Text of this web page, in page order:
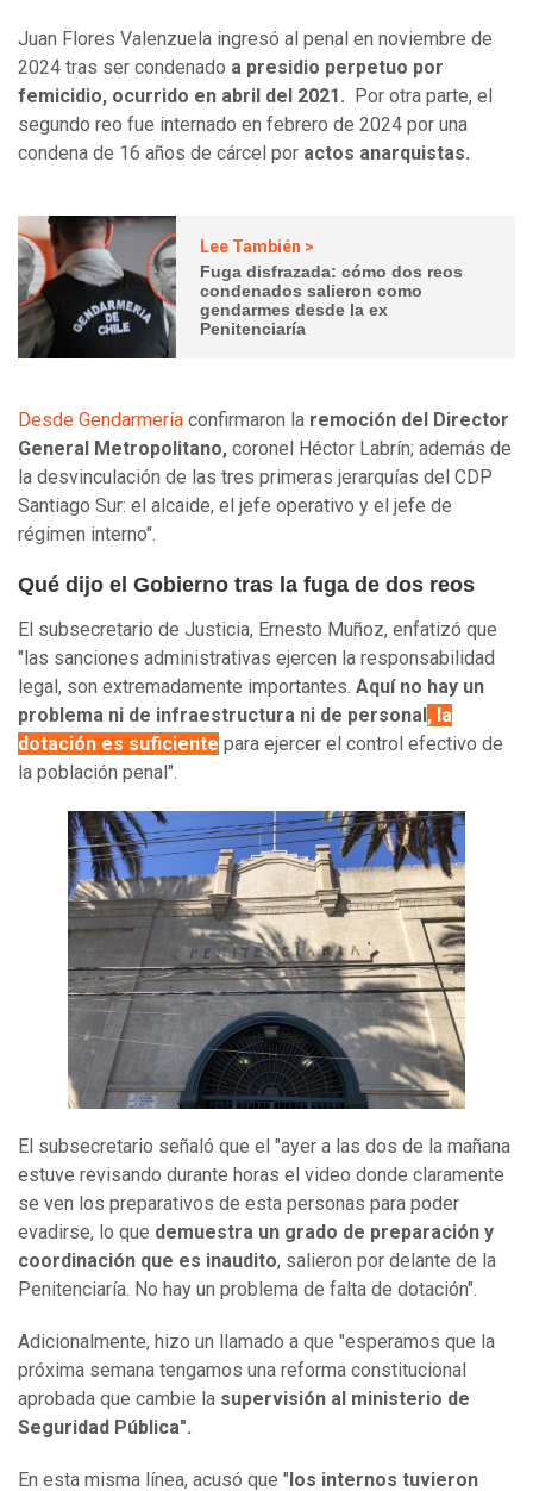
Juan Flores Valenzuela ingresó al penal en noviembre de
2024 tras ser condenado a presidio perpetuo por
femicidio, ocurrido en abril del 2021.
Por otra parte, el
segundo reo fue internado en febrero de 2024 por una
condena de 16 años de cárcel por actos anarquistas.
Lee También >
Fuga disfrazada: cómo dos reos
condenados salieron como
gendarmes desde la ex
Penitenciaría
Desde Gendarmería confirmaron la remoción del Director
General Metropolitano, coronel Héctor Labrín; además de
la desvinculación de las tres primeras jerarquías del CDP
Santiago Sur: el alcaide, el jefe operativo y el jefe de
régimen interno".
Qué dijo el Gobierno tras la fuga de dos reos
El subsecretario de Justicia, Ernesto Muñoz, enfatizó que
"las sanciones administrativas ejercen la responsabilidad
legal, son extremadamente importantes. Aquí no hay un
problema ni de infraestructura ni de personal , la
dotación es suficiente para ejercer el control efectivo de
la población penal".
El subsecretario señaló que el "ayer a las dos de la mañana
estuve revisando durante horas el video donde claramente
se ven los preparativos de esta personas para poder
evadirse, lo que demuestra un grado de preparación y
coordinación que es inaudito, salieron por delante de la
Penitenciaría. No hay un problema de falta de dotación".
Adicionalmente, hizo un llamado a que "esperamos que la
próxima semana tengamos una reforma constitucional
aprobada que cambie la supervisión al ministerio de
Seguridad Pública".
En esta misma línea, acusó que " los internos tuvieron